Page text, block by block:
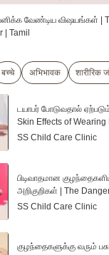
வேண்டிய விஷயங்கள் |
| Tamil
बच्चे अभिभावक शारीरिक
டயாபர் போடுவதால்
Skin Effects of Wearing
SS Child Care Clinic
பிடிவாதமான
அறிகுறிகள் | The
Tantrum | Tamil
SS Child Care Clinic
குழந்தைகளுக்கு வரும்